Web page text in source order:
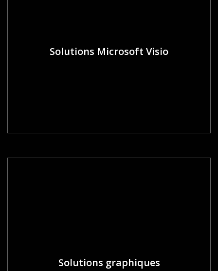
Solutions Microsoft Visio
Solutions graphiques